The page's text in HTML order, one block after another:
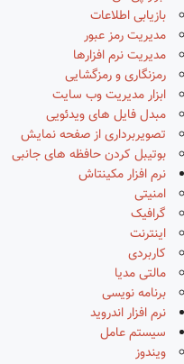
بازیابی اطلاعات
مدیریت رمز عبور
مدیریت نرم افزارها
رمزنگاری و رمزگشایی
ابزار مدیریت وب سایت
مبدل فایل های ویدئویی
تصویربرداری از صفحه نمایش
بوتیبل کردن حافظه های جانبی
نرم افزار مکینتاش
امنیتی
گرافیک
اینترنت
کاربردی
مالتی مدیا
برنامه نویسی
نرم افزار اندروید
سیستم عامل
ویندوز